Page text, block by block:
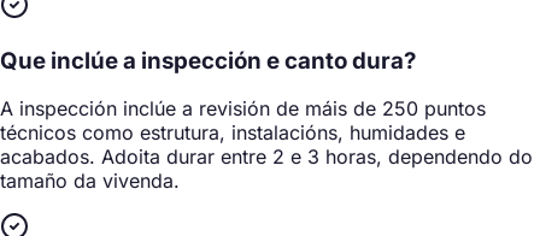
Que inclúe a inspección e canto dura?
A inspección inclúe a revisión de máis de 250 puntos
técnicos como estrutura, instalacións, humidades e
acabados. Adoita durar entre 2 e 3 horas, dependendo do
tamaño da vivenda.